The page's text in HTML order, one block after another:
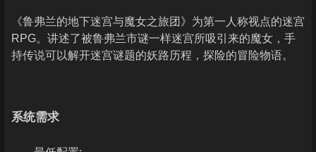
《鲁弗兰的地下迷宫与魔女之旅团》为第一人称视点的迷宫
RPG。讲述了被鲁弗兰市谜一样迷宫所吸引来的魔女，手
持传说可以解开迷宫谜题的妖路历程，探险的冒险物语。
系统需求